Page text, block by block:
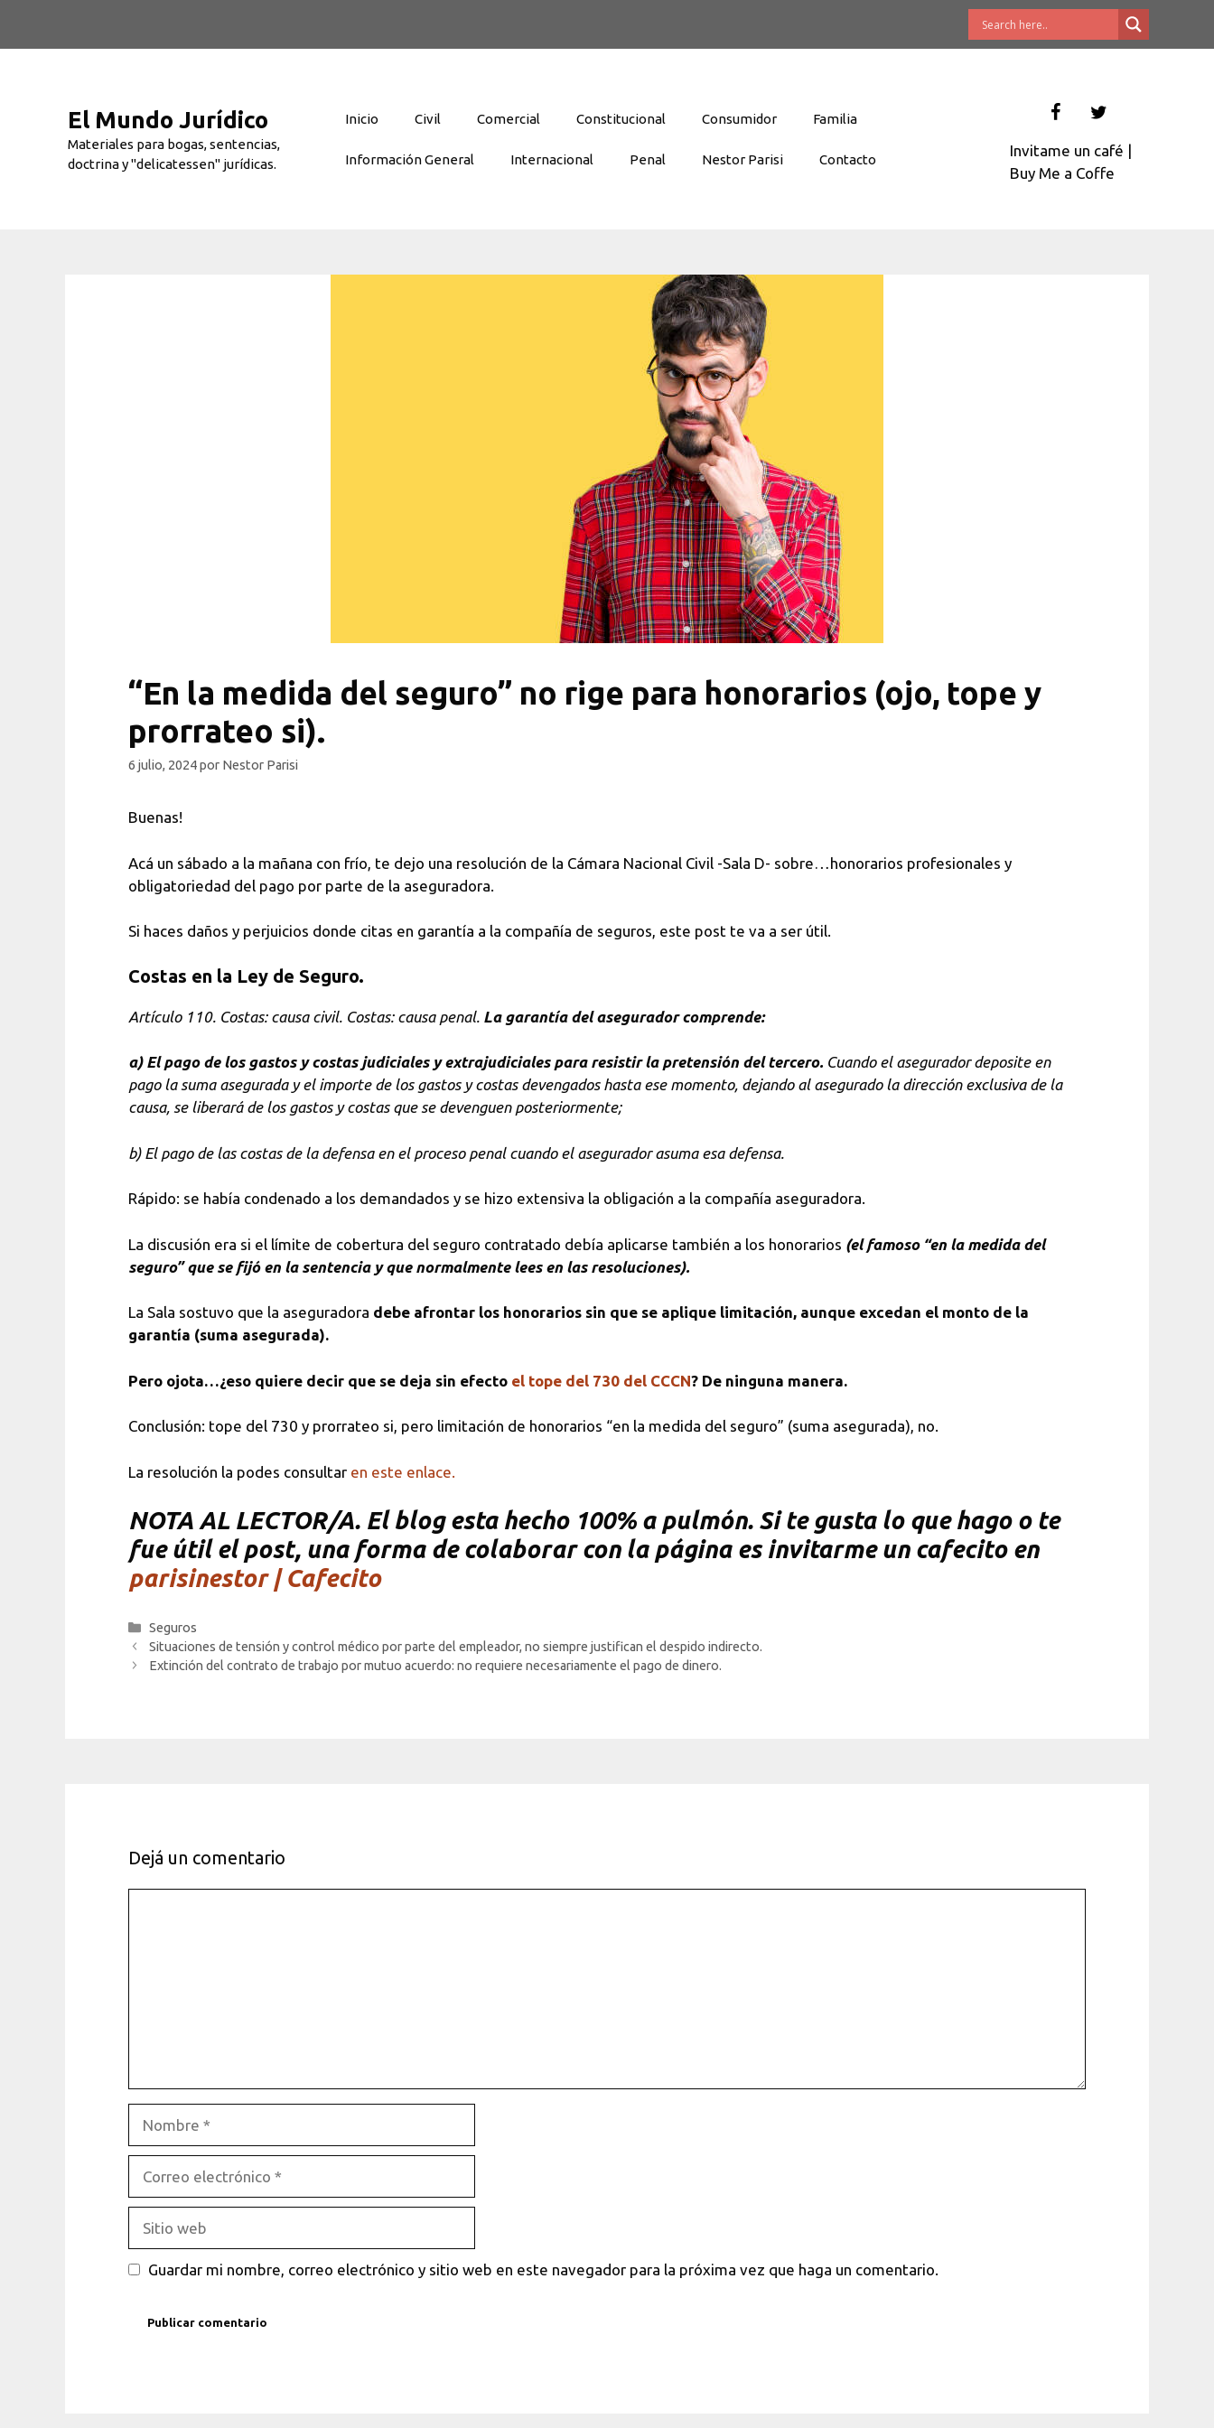
El Mundo Jurídico
Materiales para bogas, sentencias,
doctrina y "delicatessen" jurídicas.
Inicio Civil Comercial Constitucional Consumidor Familia
Información General Internacional Penal Nestor Parisi Contacto
Invitame un café |
Buy Me a Coffe
“En la medida del seguro” no rige para honorarios (ojo, tope y
prorrateo si).
6 julio, 2024por Nestor Parisi
Buenas!
Acá un sábado a la mañana con frío, te dejo una resolución de la Cámara Nacional Civil -Sala D- sobre…honorarios profesionales y
obligatoriedad del pago por parte de la aseguradora.
Si haces daños y perjuicios donde citas en garantía a la compañía de seguros, este post te va a ser útil.
Costas en la Ley de Seguro.
Artículo 110. Costas: causa civil. Costas: causa penal. La garantía del asegurador comprende:
a) El pago de los gastos y costas judiciales y extrajudiciales para resistir la pretensión del tercero. Cuando el asegurador deposite en
pago la suma asegurada y el importe de los gastos y costas devengados hasta ese momento, dejando al asegurado la dirección exclusiva de la
causa, se liberará de los gastos y costas que se devenguen posteriormente;
b) El pago de las costas de la defensa en el proceso penal cuando el asegurador asuma esa defensa.
Rápido: se había condenado a los demandados y se hizo extensiva la obligación a la compañía aseguradora.
La discusión era si el límite de cobertura del seguro contratado debía aplicarse también a los honorarios (el famoso “en la medida del
seguro” que se fijó en la sentencia y que normalmente lees en las resoluciones).
La Sala sostuvo que la aseguradora debe afrontar los honorarios sin que se aplique limitación, aunque excedan el monto de la
garantía (suma asegurada).
Pero ojota…¿eso quiere decir que se deja sin efecto el tope del 730 del CCCN? De ninguna manera.
Conclusión: tope del 730 y prorrateo si, pero limitación de honorarios “en la medida del seguro” (suma asegurada), no.
La resolución la podes consultar en este enlace.
NOTA AL LECTOR/A. El blog esta hecho 100% a pulmón. Si te gusta lo que hago o te
fue útil el post, una forma de colaborar con la página es invitarme un cafecito en
parisinestor | Cafecito
Categorías
Seguros
Situaciones de tensión y control médico por parte del empleador, no siempre justifican el despido indirecto.
Extinción del contrato de trabajo por mutuo acuerdo: no requiere necesariamente el pago de dinero.
Dejá un comentario
electrónico
web
Guardar mi nombre, correo electrónico y sitio web en este navegador para la próxima vez que haga un comentario.